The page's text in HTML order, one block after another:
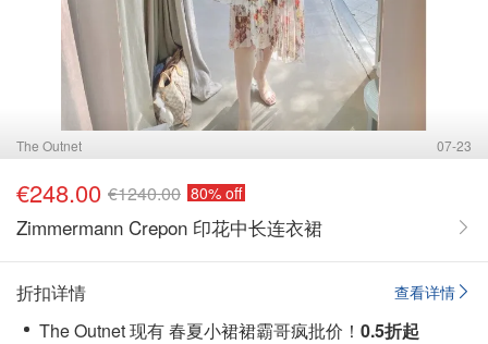
The Outnet 07-23
€248.00 €1240.00 80% off
Zimmermann Crepon 印花中长连衣裙
查看详情
折扣详情
The Outnet 现有 春夏小裙裙霸哥疯批价！ 0.5折起